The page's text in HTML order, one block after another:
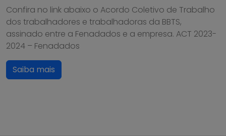
Confira no link abaixo o Acordo Coletivo de Trabalho
dos trabalhadores e trabalhadoras da BBTS,
assinado entre a Fenadados e a empresa. ACT 2023-
2024 – Fenadados
Saiba mais